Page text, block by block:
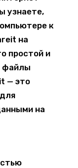
узнаете,
к
на
простой и
файлы
— это
на